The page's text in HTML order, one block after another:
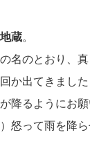
蔵。
名のとおり、真
か出てきました
降るようにお願
怒って雨を降